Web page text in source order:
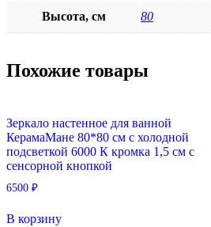
Высота, см 80
Похожие товары
Зеркало настенное для ванной
КерамаМане 80*80 см с холодной
подсветкой 6000 К кромка 1,5 см с
сенсорной кнопкой
6500 ₽
В корзину